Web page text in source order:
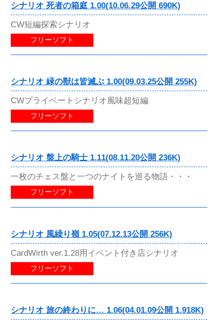
シナリオ 死者の箱庭 1.00(10.06.29公開 690K)
CW短編探索シナリオ
フリーソフト
シナリオ 緑の獣は皆滅ぶ 1.00(09.03.25公開 255K)
CWプライベートシナリオ風味超短編
フリーソフト
シナリオ 盤上の騎士 1.11(08.11.20公開 236K)
一枚のチェス盤と一つのナイトを巡る物語・・・
フリーソフト
シナリオ 風繰り嶺 1.05(07.12.13公開 256K)
CardWirth ver.1.28用イベント付き店シナリオ
フリーソフト
シナリオ 旅の終わりに… 1.06(04.01.09公開 1,918K)